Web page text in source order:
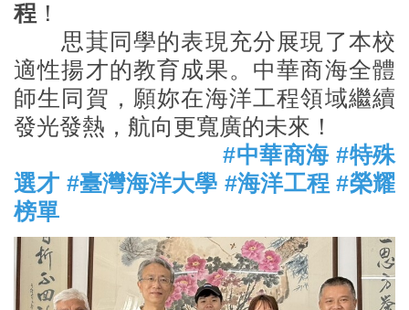
程 ！
思萁同學的表現充分展現了本校
適性揚才的教育成果。中華商海全體
師生同賀，願妳在海洋工程領域繼續
發光發熱，航向更寬廣的未來！
#中華商海 #特殊
選才 #臺灣海洋大學 #海洋工程 #榮耀
榜單